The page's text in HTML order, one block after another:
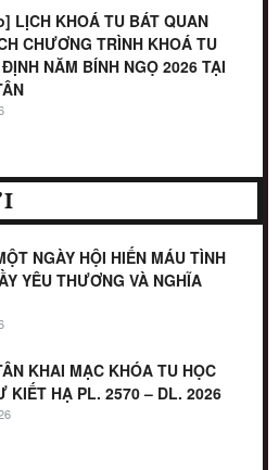
LỊCH KHOÁ TU BÁT QUAN
CHƯƠNG TRÌNH KHOÁ TU
NĂM BÍNH NGỌ 2026 TẠI
NGÀY HỘI HIẾN MÁU TÌNH
YÊU THƯƠNG VÀ NGHĨA
KHAI MẠC KHÓA TU HỌC
KIẾT HẠ PL. 2570 – DL. 2026